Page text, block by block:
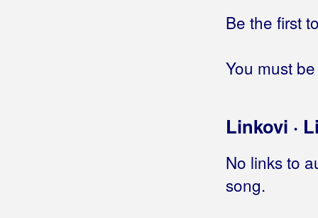
Be the first
You must
Linkovi ·
No links to
song.